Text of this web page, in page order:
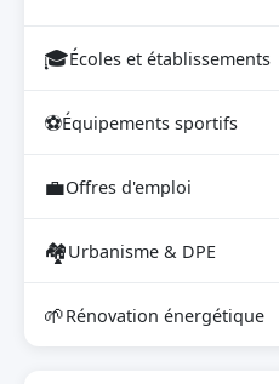
🎓Écoles et établissements
⚽Équipements sportifs
💼Offres d'emploi
🏘Urbanisme & DPE
🌱Rénovation énergétique